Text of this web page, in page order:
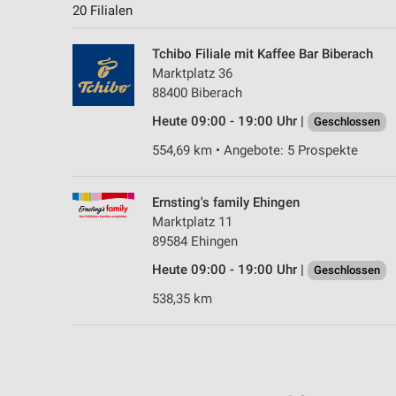
20 Filialen
Tchibo Filiale mit Kaffee Bar Biberach
Marktplatz 36
88400 Biberach
Heute 09:00 - 19:00 Uhr |
Geschlossen
554,69 km • Angebote: 5 Prospekte
Ernsting's family Ehingen
Marktplatz 11
89584 Ehingen
Heute 09:00 - 19:00 Uhr |
Geschlossen
538,35 km